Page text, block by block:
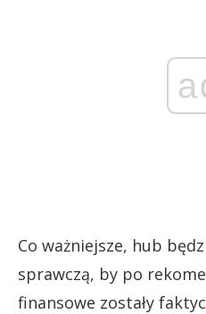
Co ważniejsze, hub
sprawczą, by po
finansowe zostały